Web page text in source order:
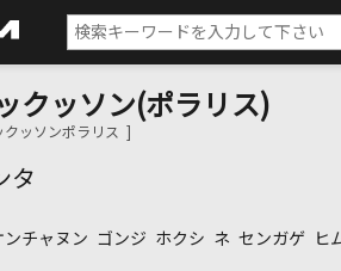
クッソン(ポラリス)
クッソンポラリス ]
タ
ンチャヌン ゴンジ ホクシ ネ センガゲ ヒ